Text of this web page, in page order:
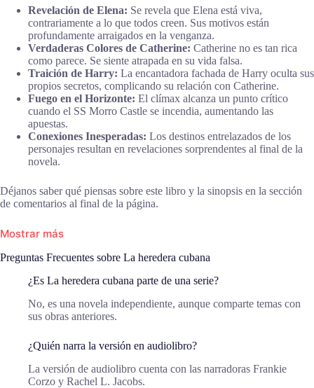
Revelación de Elena: Se revela que Elena está viva,
contrariamente a lo que todos creen. Sus motivos están
profundamente arraigados en la venganza.
Verdaderas Colores de Catherine: Catherine no es tan rica
como parece. Se siente atrapada en su vida falsa.
Traición de Harry: La encantadora fachada de Harry oculta sus
propios secretos, complicando su relación con Catherine.
Fuego en el Horizonte: El clímax alcanza un punto crítico
cuando el SS Morro Castle se incendia, aumentando las
apuestas.
Conexiones Inesperadas: Los destinos entrelazados de los
personajes resultan en revelaciones sorprendentes al final de la
novela.
Déjanos saber qué piensas sobre este libro y la sinopsis en la sección
de comentarios al final de la página.
Mostrar más
Preguntas Frecuentes sobre La heredera cubana
¿Es La heredera cubana parte de una serie?
No, es una novela independiente, aunque comparte temas con
sus obras anteriores.
¿Quién narra la versión en audiolibro?
La versión de audiolibro cuenta con las narradoras Frankie
Corzo y Rachel L. Jacobs.